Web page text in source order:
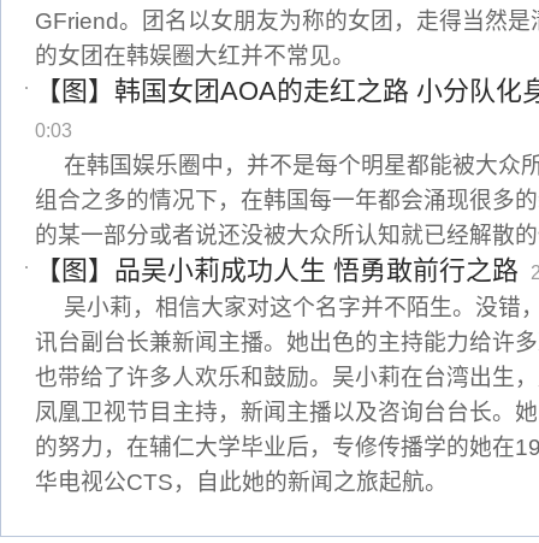
GFriend。团名以女朋友为称的女团，走得当然
的女团在韩娱圈大红并不常见。
【图】韩国女团AOA的走红之路 小分队化
0:03
在韩国娱乐圈中，并不是每个明星都能被大众
组合之多的情况下，在韩国每一年都会涌现很多
的某一部分或者说还没被大众所认知就已经解散
【图】品吴小莉成功人生 悟勇敢前行之路
吴小莉，相信大家对这个名字并不陌生。没错
讯台副台长兼新闻主播。她出色的主持能力给许
也带给了许多人欢乐和鼓励。吴小莉在台湾出生
凤凰卫视节目主持，新闻主播以及咨询台台长。
的努力，在辅仁大学毕业后，专修传播学的她在
华电视公CTS，自此她的新闻之旅起航。